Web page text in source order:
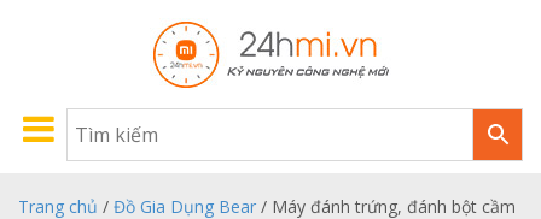
Trang chủ / Đồ Gia Dụng Bear / Máy đánh trứng, đánh bột cầm